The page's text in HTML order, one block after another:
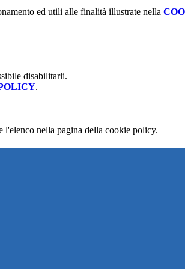
ed utili alle finalità illustrate nella
disabilitarli.
.
l'elenco nella pagina della cookie policy.